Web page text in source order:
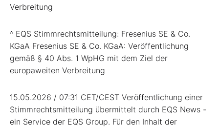
Verbreitung
^ EQS Stimmrechtsmitteilung: Fresenius SE & Co.
KGaA Fresenius SE & Co. KGaA: Veröffentlichung
gemäß § 40 Abs. 1 WpHG mit dem Ziel der
europaweiten Verbreitung
15.05.2026 / 07:31 CET/CEST Veröffentlichung einer
Stimmrechtsmitteilung übermittelt durch EQS News -
ein Service der EQS Group. Für den Inhalt der